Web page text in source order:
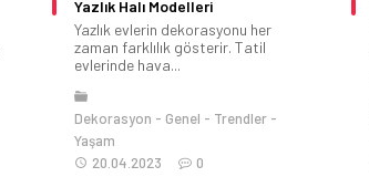
Yazlık Halı Modelleri
Yazlık evlerin dekorasyonu her
zaman farklılık gösterir. Tatil
evlerinde hava...
Dekorasyon Genel
Trendler
Yaşam
20.04.2023
0